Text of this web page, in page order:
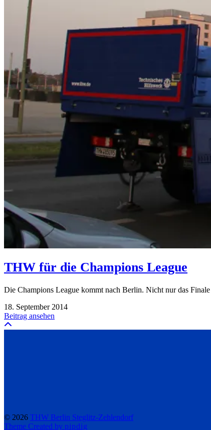
THW für die Champions League
Die Champions League kommt nach Berlin. Nicht nur das
18. September 2014
Beitrag ansehen
© 2026 THW Berlin Steglitz-Zehlendorf
Theme Created by pipdig